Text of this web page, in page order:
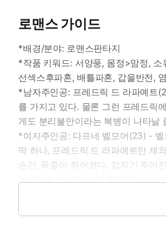
로맨스 가이드
*배경/분야: 로맨스판타지
*작품 키워드: 서양풍, 몸정>맘정,
선섹스후파혼, 배틀파혼, 갑을반전,
*남자주인공: 프레드릭 드 라파예트
를 가지고 있다. 물론 그런 프레드릭
게도 분리불안이라는 복병이 나타날
*여자주인공: 다프네 벨모어(23) -
딱 하나, 프레드릭 드 라파예트만 제
순간, 목줄이 쥐어졌다. 갑자기 주어
*이럴 때 보세요: 서로 물어뜯고 싸